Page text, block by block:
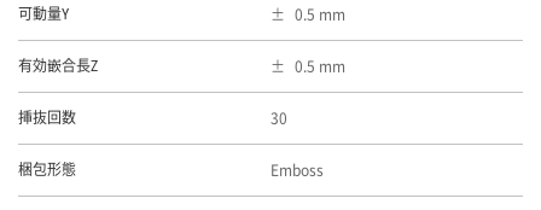
可動量Y 0.5 mm
有効嵌合長Z 0.5 mm
挿抜回数 30
梱包形態 Emboss